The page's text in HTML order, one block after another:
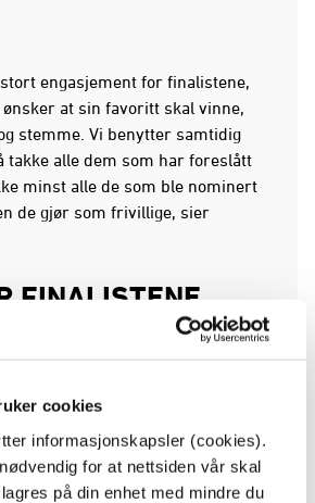
cookies
informasjonskapsler (cookies).
for at nettsiden vår skal
på din enhet med mindre du
engasjement for finalistene,
at sin favoritt skal vinne,
stemme. Vi benytter samtidig
takke alle dem som har foreslått
minst alle de som ble nominert
de gjør som frivillige, sier
FINALISTENE
herrelaget (SK Brann)
Sawyer (Tromsø Idrettslag)
(Os Fotball)
(Fram Larvik)